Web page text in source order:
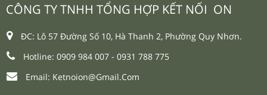
CÔNG TY TNHH TỔNG HỢP KẾT NỐI ON
ĐC: Lô 57 Đường Số 10, Hà Thanh 2, Phường Quy Nhơn.
Hotline: 0909 984 007 - 0931 788 775
Email: Ketnoion@gmail.com